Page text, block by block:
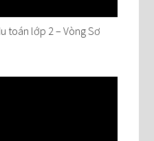
toán lớp 2 – Vòng Sơ